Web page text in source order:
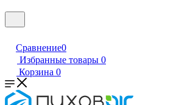
Сравнение0
Избранные товары 0
Корзина 0